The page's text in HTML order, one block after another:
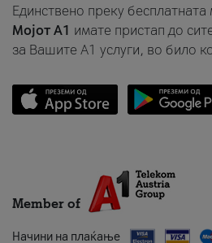
Единствено преку бесплатната
Мојот A1 имате пристап до
за Вашите A1 услуги, во било
Member of
Начини на плаќање